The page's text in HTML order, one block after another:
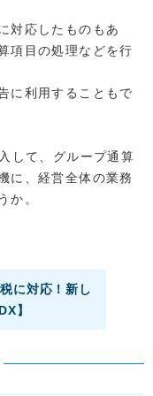
対応したものもあ
項目の処理などを行
に利用することもで
して、グループ通算
に、経営全体の業務
か。
に対応！新し
】